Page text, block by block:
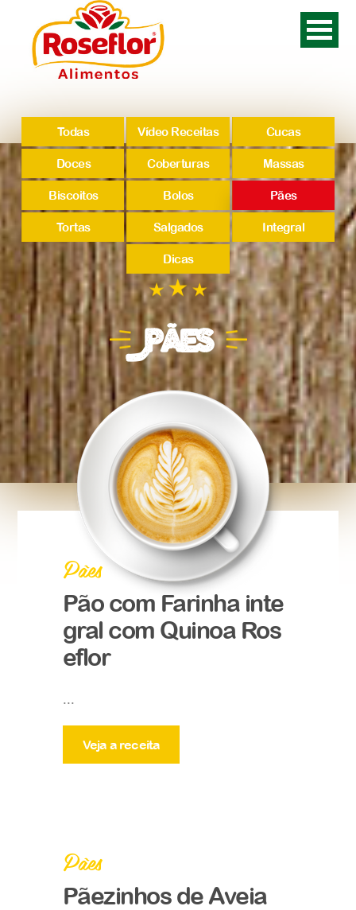
Pães
Todas Vídeo Receitas Cucas
Doces Coberturas Massas
Biscoitos Bolos Pães
Tortas Salgados Integral
Dicas
Pães
Pão com Farinha inte
gral com Quinoa Ros
eflor
...
Veja a receita
Pães
Pãezinhos de Aveia